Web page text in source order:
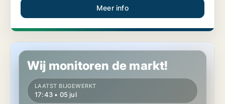
Meer info
Productie in Perchtoldsdorf, Niederösterreich
Wij monitoren de markt!
LAATST BIJGEWERKT
17:43 • 05 jul